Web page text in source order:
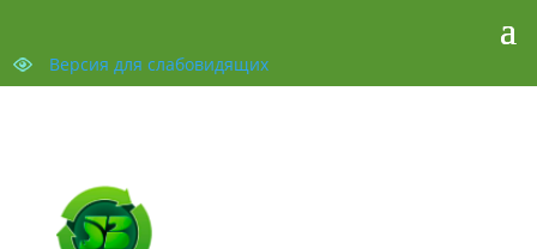
Версия для слабовидящих